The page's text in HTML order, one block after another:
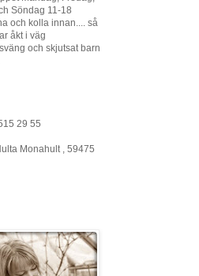
Söndag 11-18
och kolla innan.... så
åkt i väg
och skjutsat barn
29 55
Monahult , 59475